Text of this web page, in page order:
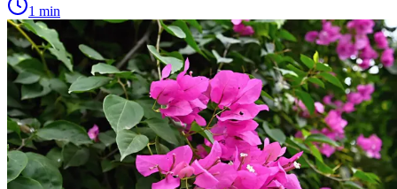
1 min